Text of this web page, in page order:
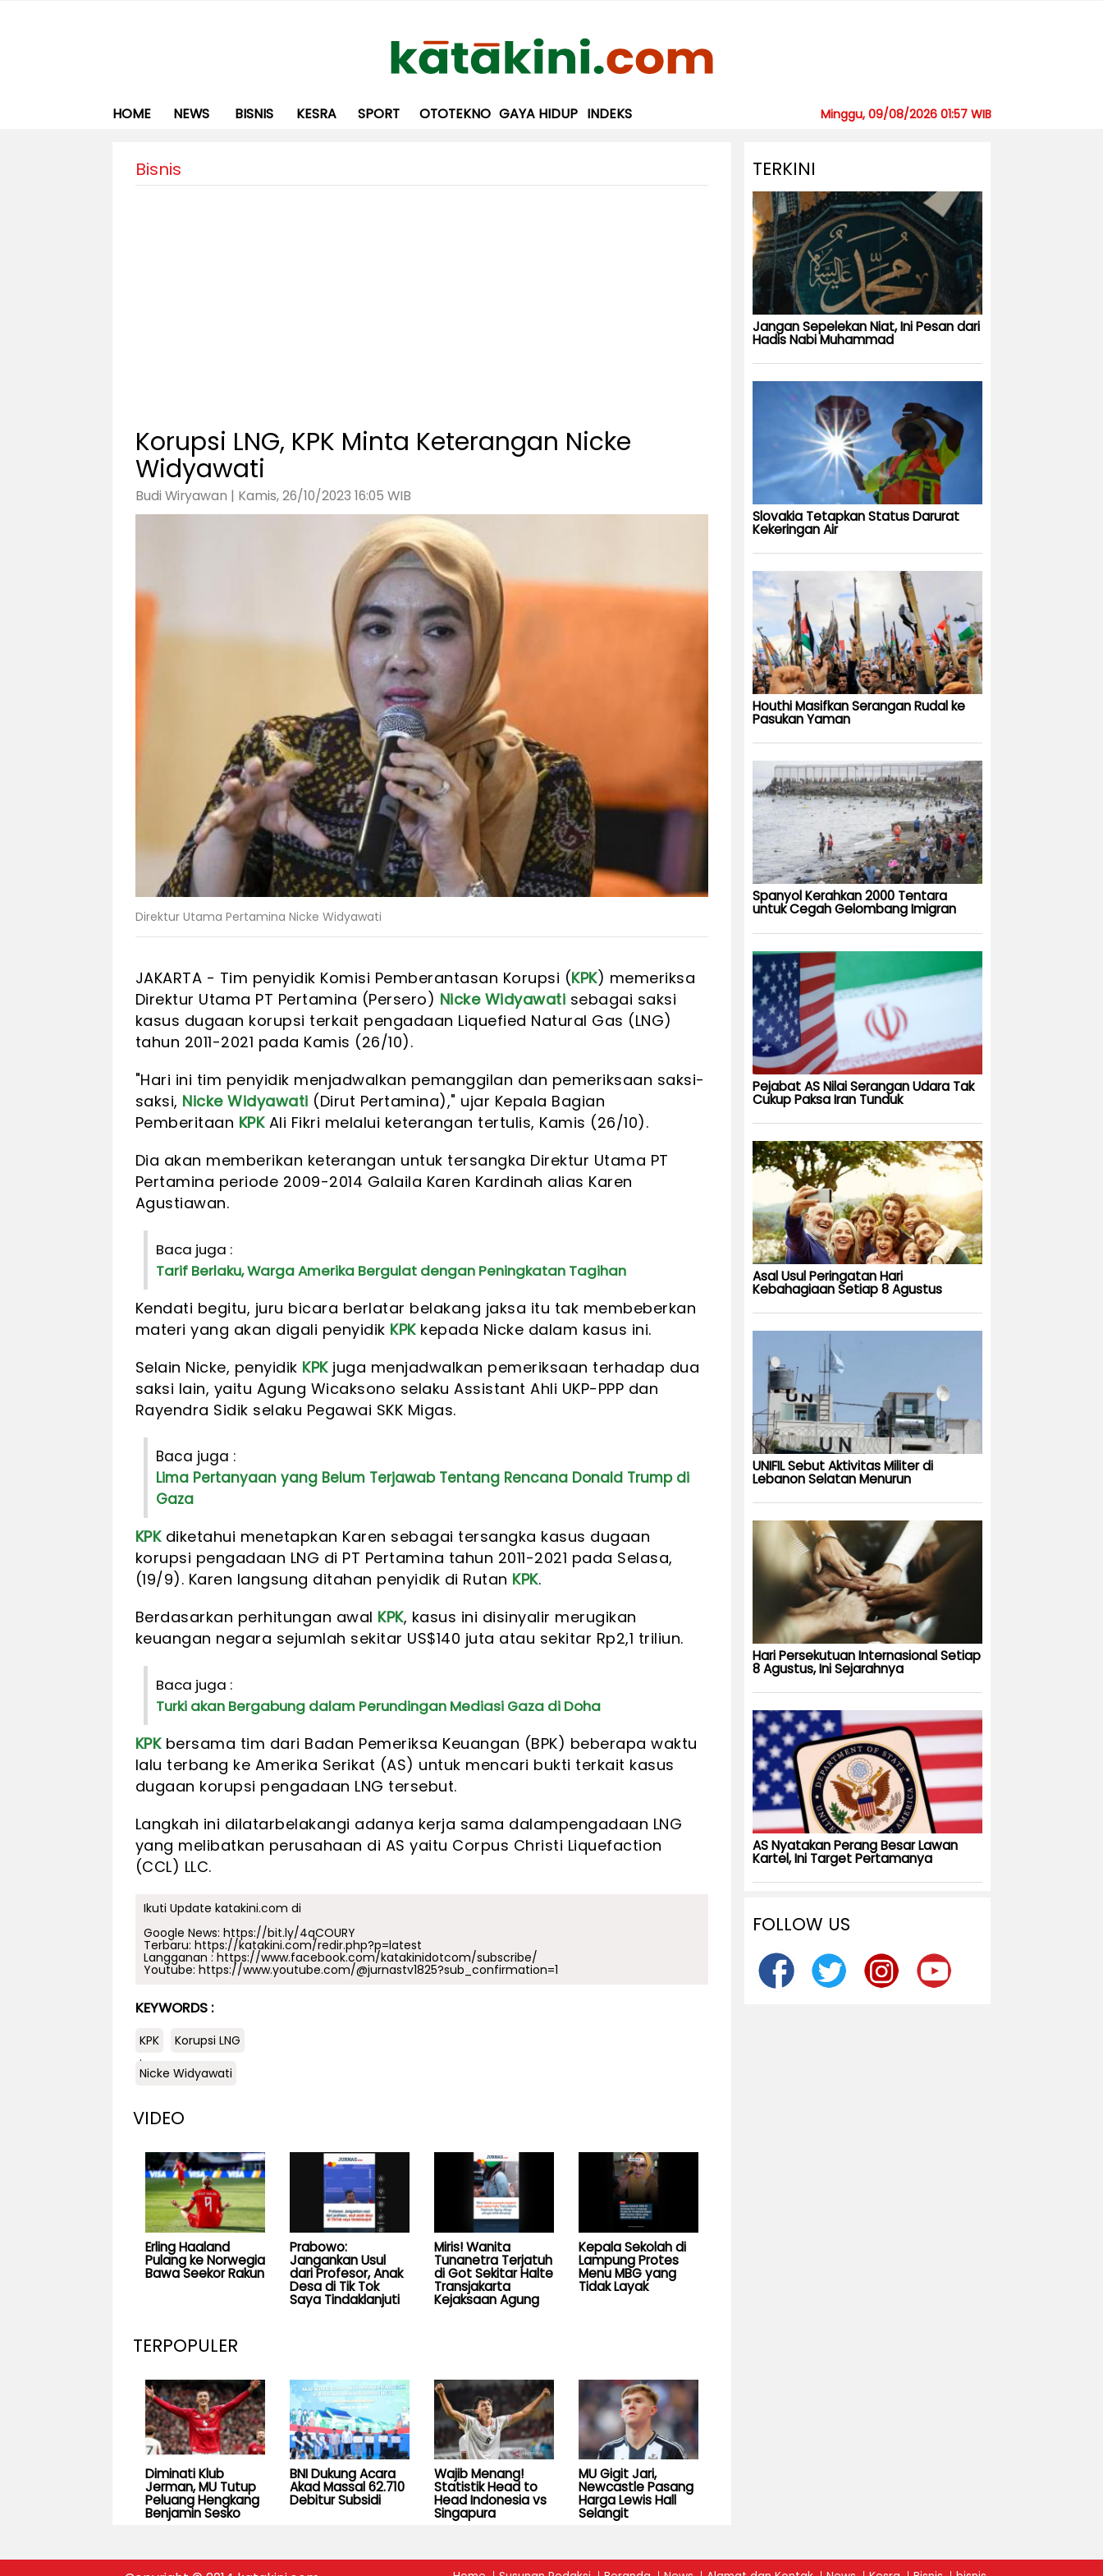
HOME NEWS BISNIS KESRA SPORT OTOTEKNO GAYA HIDUP INDEKS Minggu, 09/08/2026 01:57 WIB
Bisnis
Korupsi LNG, KPK Minta Keterangan Nicke
Widyawati
Budi Wiryawan | Kamis, 26/10/2023 16:05 WIB
Direktur Utama Pertamina Nicke Widyawati
JAKARTA - Tim penyidik Komisi Pemberantasan Korupsi (KPK) memeriksa
Direktur Utama PT Pertamina (Persero) Nicke Widyawati sebagai saksi
kasus dugaan korupsi terkait pengadaan Liquefied Natural Gas (LNG)
tahun 2011-2021 pada Kamis (26/10).
"Hari ini tim penyidik menjadwalkan pemanggilan dan pemeriksaan saksi-
saksi, Nicke Widyawati (Dirut Pertamina)," ujar Kepala Bagian
Pemberitaan KPKAli Fikri melalui keterangan tertulis, Kamis (26/10).
Dia akan memberikan keterangan untuk tersangka Direktur Utama PT
Pertamina periode 2009-2014 Galaila Karen Kardinah alias Karen
Agustiawan.
Baca juga :
Tarif Berlaku, Warga Amerika Bergulat dengan Peningkatan Tagihan
Kendati begitu, juru bicara berlatar belakang jaksa itu tak membeberkan
materi yang akan digali penyidik KPKkepada Nicke dalam kasus ini.
Selain Nicke, penyidik KPKjuga menjadwalkan pemeriksaan terhadap dua
saksi lain, yaitu Agung Wicaksono selaku Assistant Ahli UKP-PPP dan
Rayendra Sidik selaku Pegawai SKK Migas.
Baca juga :
Lima Pertanyaan yang Belum Terjawab Tentang Rencana Donald Trump di
Gaza
KPKdiketahui menetapkan Karen sebagai tersangka kasus dugaan
korupsi pengadaan LNG di PT Pertamina tahun 2011-2021 pada Selasa,
(19/9). Karen langsung ditahan penyidik di Rutan KPK.
Berdasarkan perhitungan awal KPK, kasus ini disinyalir merugikan
keuangan negara sejumlah sekitar US$140 juta atau sekitar Rp2,1 triliun.
Baca juga :
Turki akan Bergabung dalam Perundingan Mediasi Gaza di Doha
KPKbersama tim dari Badan Pemeriksa Keuangan (BPK) beberapa waktu
lalu terbang ke Amerika Serikat (AS) untuk mencari bukti terkait kasus
dugaan korupsi pengadaan LNG tersebut.
Langkah ini dilatarbelakangi adanya kerja sama dalampengadaan LNG
yang melibatkan perusahaan di AS yaitu Corpus Christi Liquefaction
(CCL) LLC.
Ikuti Update katakini.com di
Google News: https://bit.ly/4qCOURY
Terbaru: https://katakini.com/redir.php?p=latest
Langganan : https://www.facebook.com/katakinidotcom/subscribe/
Youtube: https://www.youtube.com/@jurnastv1825?sub_confirmation=1
KEYWORDS :
KPK
Korupsi LNG
.
Nicke Widyawati
VIDEO
Erling Haaland
Pulang ke Norwegia
Bawa Seekor Rakun
Prabowo:
Jangankan Usul
dari Profesor, Anak
Desa di Tik Tok
Saya Tindaklanjuti
Miris! Wanita
Tunanetra Terjatuh
di Got Sekitar Halte
Transjakarta
Kejaksaan Agung
Kepala Sekolah di
Lampung Protes
Menu MBG yang
Tidak Layak
TERPOPULER
Diminati Klub
Jerman, MU Tutup
Peluang Hengkang
Benjamin Sesko
BNI Dukung Acara
Akad Massal 62.710
Debitur Subsidi
Wajib Menang!
Statistik Head to
Head Indonesia vs
Singapura
MU Gigit Jari,
Newcastle Pasang
Harga Lewis Hall
Selangit
TERKINI
Jangan Sepelekan Niat, Ini Pesan dari
Hadis Nabi Muhammad
Slovakia Tetapkan Status Darurat
Kekeringan Air
Houthi Masifkan Serangan Rudal ke
Pasukan Yaman
Spanyol Kerahkan 2000 Tentara
untuk Cegah Gelombang Imigran
Pejabat AS Nilai Serangan Udara Tak
Cukup Paksa Iran Tunduk
Asal Usul Peringatan Hari
Kebahagiaan Setiap 8 Agustus
UNIFIL Sebut Aktivitas Militer di
Lebanon Selatan Menurun
Hari Persekutuan Internasional Setiap
8 Agustus, Ini Sejarahnya
AS Nyatakan Perang Besar Lawan
Kartel, Ini Target Pertamanya
FOLLOW US